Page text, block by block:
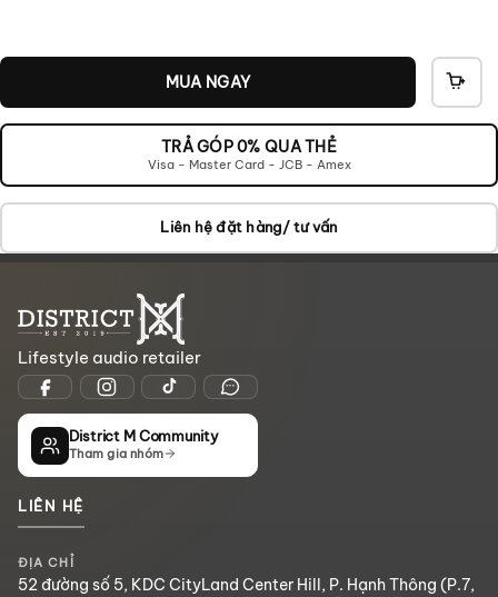
MUA NGAY
TRẢ GÓP 0% QUA THẺ
Visa - Master Card - JCB - Amex
Liên hệ đặt hàng/ tư vấn
Lifestyle audio retailer
District M Community
Tham gia nhóm
LIÊN HỆ
ĐỊA CHỈ
52 đường số 5, KDC CityLand Center Hill, P. Hạnh Thông (P.7,